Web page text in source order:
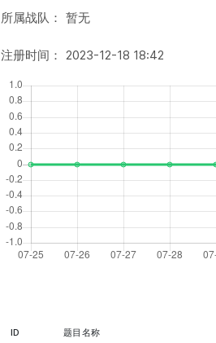
所属战队： 暂无
注册时间： 2023-12-18 18:42
ID 题目名称